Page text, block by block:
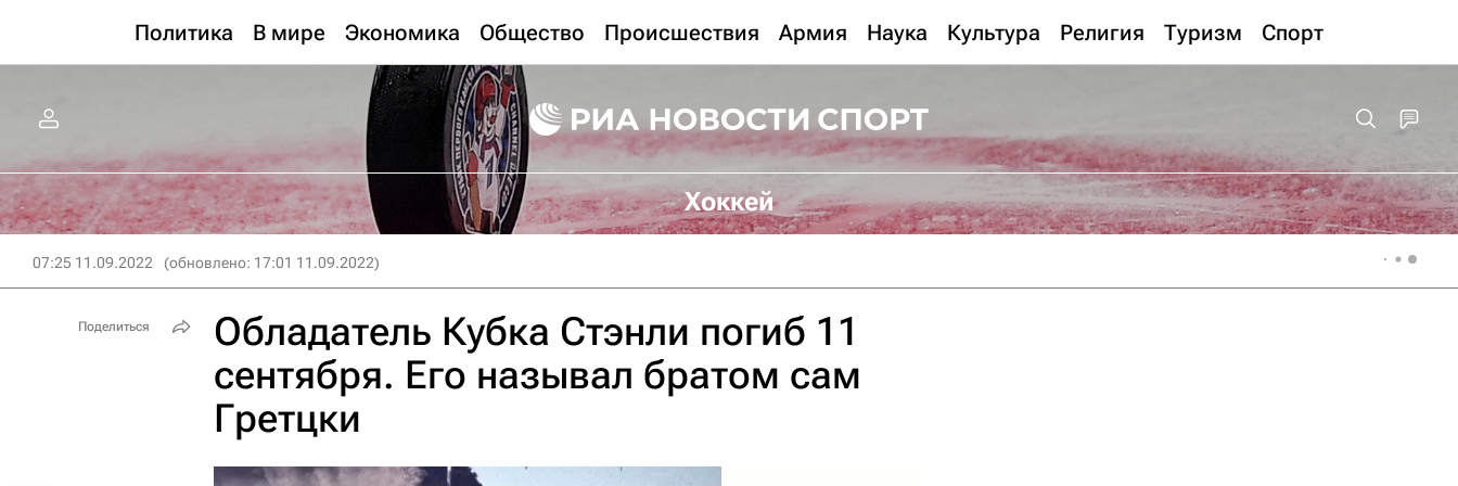
Политика В мире Экономика Общество Происшествия Армия Наука Культура Религия Туризм Спорт
Хоккей
07:25 11.09.2022 (обновлено: 17:01 11.09.2022)
Обладатель Кубка Стэнли погиб 11
сентября. Его называл братом сам
Гретцки
Поделиться